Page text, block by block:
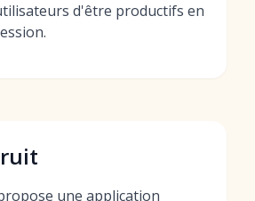
d'être productifs en
une application